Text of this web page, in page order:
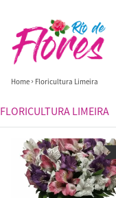
Home Floricultura Limeira
FLORICULTURA LIMEIRA